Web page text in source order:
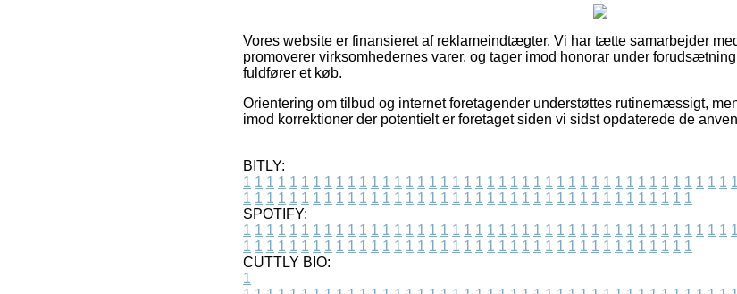
Vores website er finansieret af reklameindtægter. Vi har tætte samarbejder
promoverer virksomhedernes varer, og tager imod honorar under
fuldfører et køb.
Orientering om tilbud og internet foretagender understøttes rutinemæssigt,
imod korrektioner der potentielt er foretaget siden vi sidst opdaterede de
BITLY:
1 1 1 1 1 1 1 1 1 1 1 1 1 1 1 1 1 1 1 1 1 1 1 1 1 1 1 1 1 1 1 1 1 1 1 1 1 1 1 1 1 1 1
1 1 1 1 1 1 1 1 1 1 1 1 1 1 1 1 1 1 1 1 1 1 1 1 1 1 1 1 1 1 1 1 1 1 1 1 1 1 1
SPOTIFY:
1 1 1 1 1 1 1 1 1 1 1 1 1 1 1 1 1 1 1 1 1 1 1 1 1 1 1 1 1 1 1 1 1 1 1 1 1 1 1 1 1 1 1
1 1 1 1 1 1 1 1 1 1 1 1 1 1 1 1 1 1 1 1 1 1 1 1 1 1 1 1 1 1 1 1 1 1 1 1 1 1 1
CUTTLY BIO:
1